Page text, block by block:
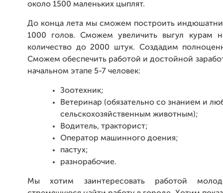
около 1500 маленьких цыплят.
До конца лета мы сможем построить
1000 голов. Сможем увеличить выгул курам
количество до 2000 штук. Создадим
Сможем обеспечить работой и достойной
начальном этапе 5-7 человек:
Зоотехник;
Ветеринар (обязательно со знанием и
сельскохозяйственным животным);
Водитель, тракторист;
Оператор машинного доения;
пастух;
разнорабочие.
Мы хотим заинтересовать работой